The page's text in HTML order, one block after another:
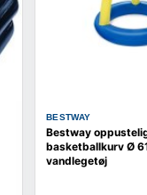
BESTWAY
Bestway
basketballkurv Ø
vandlegetøj